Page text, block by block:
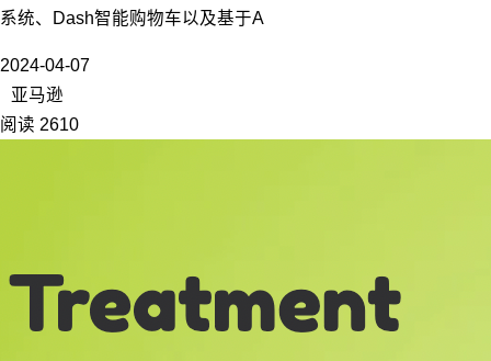
系统、Dash智能购物车以及基于A
2024-04-07
亚马逊
阅读 2610